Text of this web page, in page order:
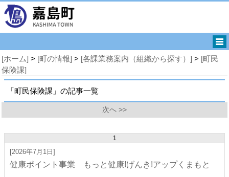
[ホーム] > [町の情報] > [各課業務案内（組織から探す）] > [町民
保険課]
「町民保険課」の記事一覧
次へ >>
1
[2026年7月1日]
健康ポイント事業 もっと健康!げんき!アップくまもと